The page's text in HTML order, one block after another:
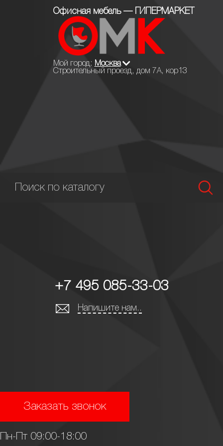
Офисная мебель — ГИПЕРМАРКЕТ
Мой город:
Москва
Строительный проезд, дом 7А, кор13
+7 495 085-33-03
Напишите нам..
Заказать звонок
Пн-Пт 09:00-18:00